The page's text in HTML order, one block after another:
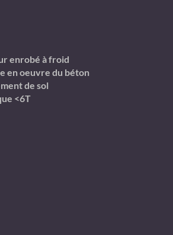
enrobé à froid
en oeuvre du béton
de sol
<6T